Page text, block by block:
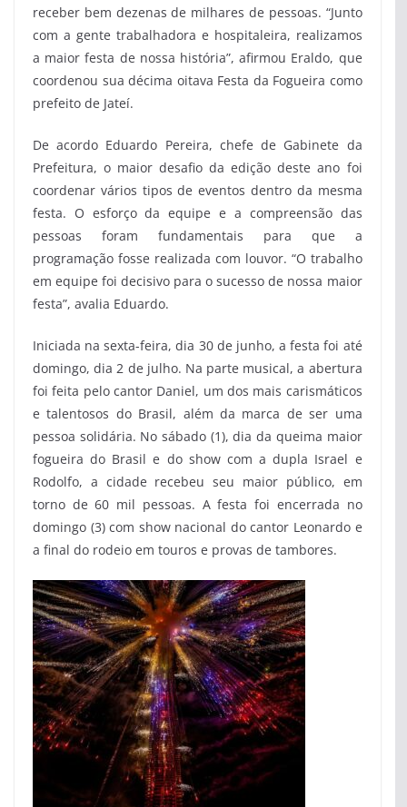
receber bem dezenas de milhares de pessoas. “Junto
com a gente trabalhadora e hospitaleira, realizamos
a maior festa de nossa história”, afirmou Eraldo, que
coordenou sua décima oitava Festa da Fogueira como
prefeito de Jateí.
De acordo Eduardo Pereira, chefe de Gabinete da
Prefeitura, o maior desafio da edição deste ano foi
coordenar vários tipos de eventos dentro da mesma
festa. O esforço da equipe e a compreensão das
pessoas foram fundamentais para que a
programação fosse realizada com louvor. “O trabalho
em equipe foi decisivo para o sucesso de nossa maior
festa”, avalia Eduardo.
Iniciada na sexta-feira, dia 30 de junho, a festa foi até
domingo, dia 2 de julho. Na parte musical, a abertura
foi feita pelo cantor Daniel, um dos mais carismáticos
e talentosos do Brasil, além da marca de ser uma
pessoa solidária. No sábado (1), dia da queima maior
fogueira do Brasil e do show com a dupla Israel e
Rodolfo, a cidade recebeu seu maior público, em
torno de 60 mil pessoas. A festa foi encerrada no
domingo (3) com show nacional do cantor Leonardo e
a final do rodeio em touros e provas de tambores.